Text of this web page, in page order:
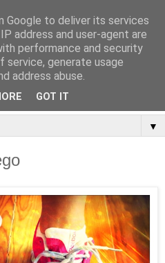
▼
Google to deliver its services
address and user-agent are
performance and security
generate usage
address abuse.
GOT IT